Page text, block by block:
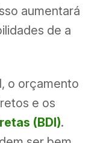
aumentará
de a
o orçamento
e os
(BDI).